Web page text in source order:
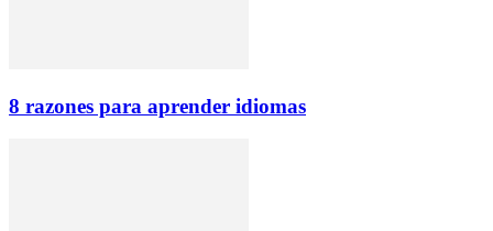
8 razones para aprender idiomas